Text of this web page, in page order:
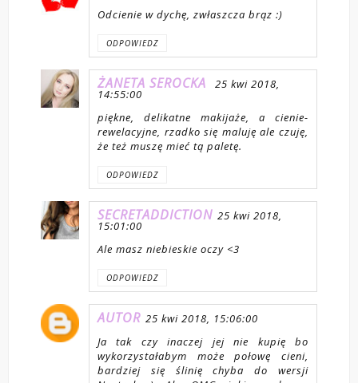
Odcienie w dychę, zwłaszcza brąz :)
ODPOWIEDZ
ŻANETA SEROCKA 25 kwi 2018,
14:55:00
piękne, delikatne makijaże, a cienie-
rewelacyjne, rzadko się maluję ale czuję,
że też muszę mieć tą paletę.
ODPOWIEDZ
SECRETADDICTION 25 kwi 2018,
15:01:00
Ale masz niebieskie oczy <3
ODPOWIEDZ
AUTOR 25 kwi 2018, 15:06:00
Ja tak czy inaczej jej nie kupię bo
wykorzystałabym może połowę cieni,
bardziej się ślinię chyba do wersji